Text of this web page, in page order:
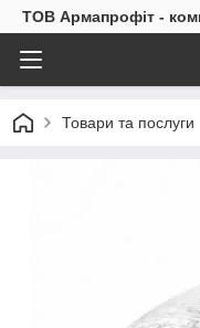
ТОВ Армапрофіт -
Товари та послуги